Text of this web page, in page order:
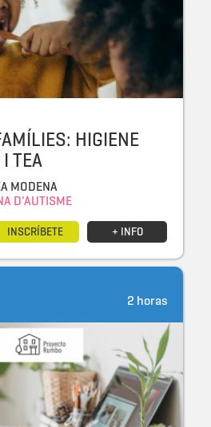
HIGIENE
TEA
MODENA
D'AUTISME
+ INFO
INSCRÍBETE
2 horas